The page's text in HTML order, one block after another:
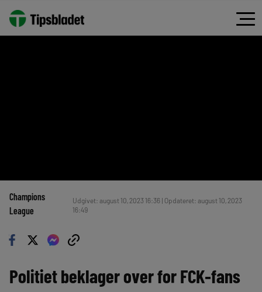
Champions
League
Udgivet: august 10, 2023 16:36 | Opdateret: august 10, 2023
16:49
Politiet beklager over for FCK-fans